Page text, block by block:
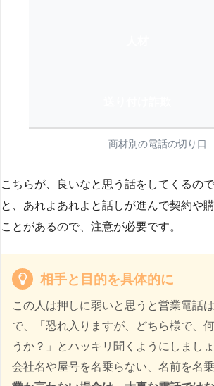
商材別の電話の切り口
こちらが、良いなと思う話をしてくるの
と、あれよあれよと話しが進んで契約や
ことがあるので、注意が必要です。
相手と目的を具体的に
この人は押しに弱いと思うと営業電話
で、「恐れ入りますが、どちら様で、
うか？」とハッキリ聞くようにしましょ
会社名や屋号を名乗らない、名前を名乗